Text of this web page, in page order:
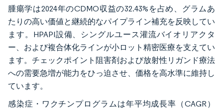
腫瘍学は2024年のCDMO収益の32.43%を占め、グラムあ
たりの高い価値と継続的なパイプライン補充を反映してい
ます。HPAPI設備、シングルユース灌流バイオリアクタ
ー、および複合体化ラインが小ロット精密医療を支えてい
ます。チェックポイント阻害剤および放射性リガンド療法
への需要急増が能力をひっ迫させ、価格を高水準に維持し
ています。
感染症・ワクチンプログラムは年平均成長率（CAGR）